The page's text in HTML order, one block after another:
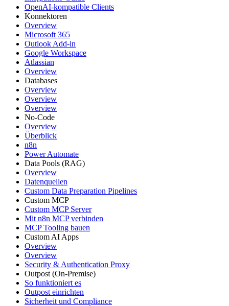
OpenAI-kompatible Clients
Konnektoren
Overview
Microsoft 365
Outlook Add-in
Google Workspace
Atlassian
Overview
Databases
Overview
Overview
Overview
No-Code
Overview
Überblick
n8n
Power Automate
Data Pools (RAG)
Overview
Datenquellen
Custom Data Preparation Pipelines
Custom MCP
Custom MCP Server
Mit n8n MCP verbinden
MCP Tooling bauen
Custom AI Apps
Overview
Overview
Security & Authentication Proxy
Outpost (On-Premise)
So funktioniert es
Outpost einrichten
Sicherheit und Compliance